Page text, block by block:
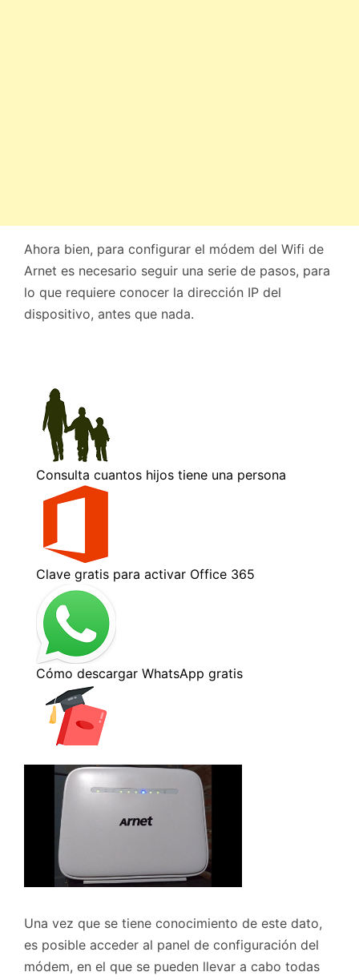
Ahora bien, para configurar el módem del Wifi de
Arnet es necesario seguir una serie de pasos, para
lo que requiere conocer la dirección IP del
dispositivo, antes que nada.
Una vez que se tiene conocimiento de este dato,
es posible acceder al panel de configuración del
módem, en el que se pueden llevar a cabo todas